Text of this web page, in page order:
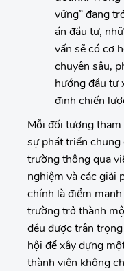
vững” đang
án đầu tư,
vấn sẽ có cơ
chuyên sâu,
hướng đầu tư
định chiến
Mỗi đối tượng
sự phát triển
trường thông qua
nghiệm và các giải
chính là điểm
trường trở thành
đều được trân
hội để xây dựng
thành viên không